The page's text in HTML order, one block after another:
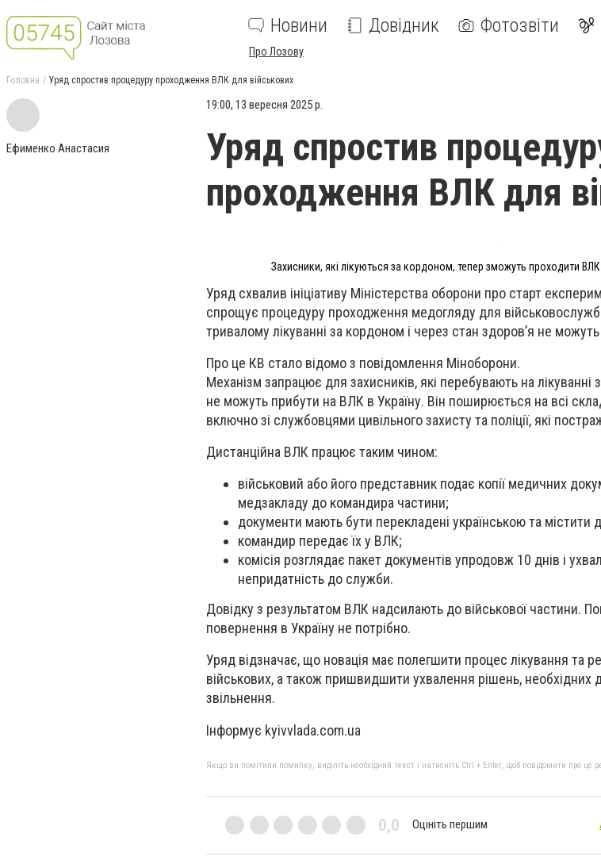
Новини Довідник Фотозвіти
Про Лозову
Головна Уряд спростив процедуру проходження ВЛК для військових
Ефименко Анастасия
19:00, 13 вересня 2025 р.
Уряд спростив
проходження ВЛК для
Захисники, які лікуються за кордоном, тепер зможуть проходити
Уряд схвалив ініціативу Міністерства оборони про старт
спрощує процедуру проходження медогляду для
тривалому лікуванні за кордоном і через стан здоров’я не
Про це КВ стало відомо з повідомлення Міноборони.
Механізм запрацює для захисників, які перебувають на лікуванні
не можуть прибути на ВЛК в Україну. Він поширюється на всі
включно зі службовцями цивільного захисту та поліції, які
Дистанційна ВЛК працює таким чином:
військовий або його представник подає копії медичних
медзакладу до командира частини;
документи мають бути перекладені українською та
командир передає їх у ВЛК;
комісія розглядає пакет документів упродовж 10 днів і
непридатність до служби.
Довідку з результатом ВЛК надсилають до військової частини.
повернення в Україну не потрібно.
Уряд відзначає, що новація має полегшити процес лікування та
військових, а також пришвидшити ухвалення рішень, необхідних
звільнення.
Інформує kyivvlada.com.ua
Якщо ви помітили помилку, виділіть необхідний текст і натисніть Ctrl + Enter, щоб повідомити про це
0,0 Оцініть першим